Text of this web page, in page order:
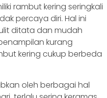
rambut kering seringkali
percaya diri. Hal ini
ditata dan mudah
kurang
kering cukup berbeda
oleh berbagai hal